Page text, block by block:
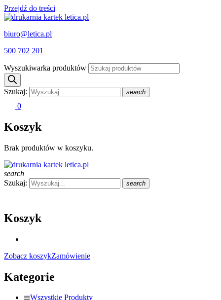
Przejdź do treści
biuro@letica.pl
500 702 201
Wyszukiwarka produktów
Szukaj: search
0
Koszyk
Brak produktów w koszyku.
search
Szukaj:
search
Koszyk
Zobacz koszykZamówienie
Kategorie
Wszystkie Produkty